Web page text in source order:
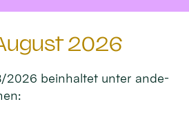
2026
2026 beinhal­tet unter ande­